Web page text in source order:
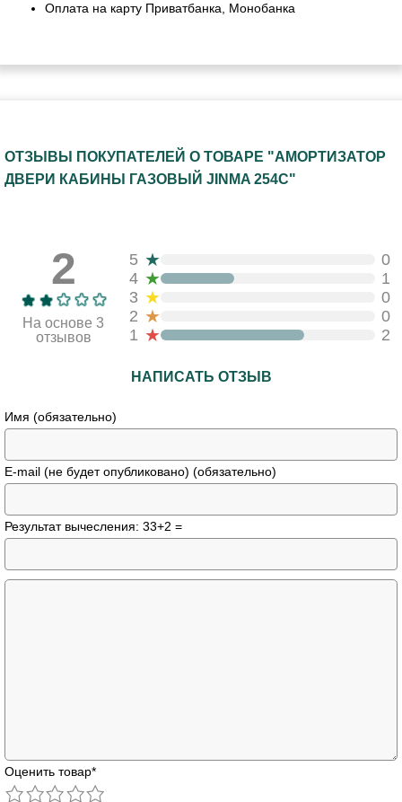
Оплата на карту Приватбанка, Монобанка
ОТЗЫВЫ ПОКУПАТЕЛЕЙ О ТОВАРЕ "АМОРТИЗАТОР
ДВЕРИ КАБИНЫ ГАЗОВЫЙ JINMA 254C"
2
На основе 3
отзывов
5 ★
0
4 ★
1
3 ★
0
2 ★
0
1 ★ 2
НАПИСАТЬ ОТЗЫВ
Имя (обязательно)
E-mail (не будет опубликовано) (обязательно)
Результат вычесления: 33+2 =
Оценить товар*